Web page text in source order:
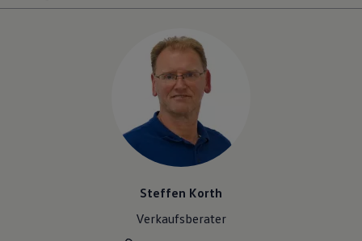
Steffen Korth
Verkaufsberater